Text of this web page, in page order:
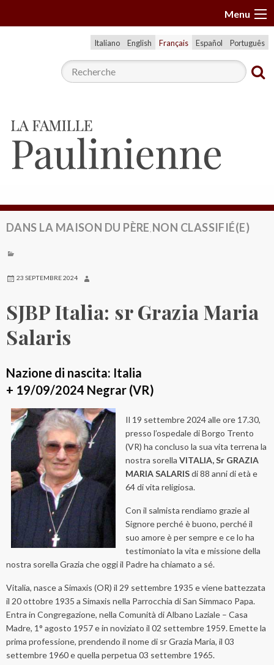
l
n
Menu
Italiano English Français Español Português
DANS LA MAISON DU PÈRE, NON CLASSIFIÉ(E)
23 SEPTEMBRE 2024
SJBP Italia: sr Grazia Maria
Salaris
Nazione di nascita: Italia
+ 19/09/2024 Negrar (VR)
Il 19 settembre 2024 alle ore 17.30,
presso l’ospedale di Borgo Trento
(VR) ha concluso la sua vita terrena la
nostra sorellaVITALIA, Sr GRAZIA
MARIA SALARISdi 88 anni di età e
64 di vita religiosa.
Con il salmista rendiamo grazie al
Signore perché è buono, perché il
suo amore è per sempre e ce lo ha
testimoniato la vita e missione della
nostra sorella Grazia che oggi il Padre ha chiamato a sé.
Vitalia, nasce a Simaxis (OR) il 29 settembre 1935 e viene battezzata
il 20 ottobre 1935 a Simaxis nella Parrocchia di San Simmaco Papa.
Entra in Congregazione, nella Comunità di Albano Laziale – Casa
Madre, 1° agosto 1957 e in noviziato il 02 settembre 1959. Emette la
prima professione, prendendo il nome di sr Grazia Maria, il 03
settembre 1960 e quella perpetua 03 settembre 1965.